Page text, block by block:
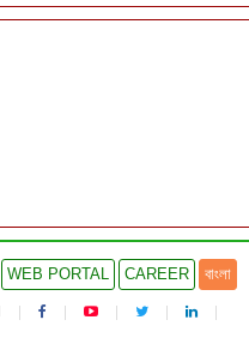
WEB PORTAL CAREER বাংলা